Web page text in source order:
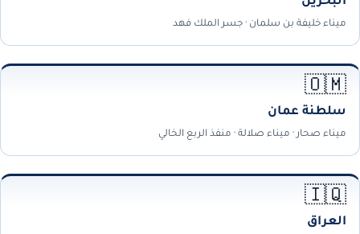
ميناء خليفة بن سلمان · جسر الملك فهد
🇴🇲
سلطنة عمان
ميناء صحار · ميناء صلالة · منفذ الربع الخالي
🇮🇶
العراق